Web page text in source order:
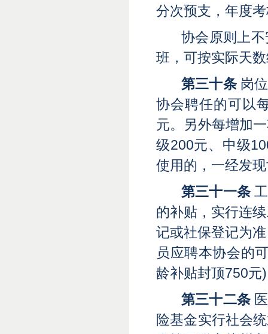
分次预支，年度
协会原则上
班，可按实际天
第三十条 岗
协会聘任的可以
元。另外每增加
级200元、中级
使用的，一经发
第三十一条
的补贴，实行连
记或社保登记为
员应聘本协会的
龄补贴封顶750元
第三十二条
险基金实行社会